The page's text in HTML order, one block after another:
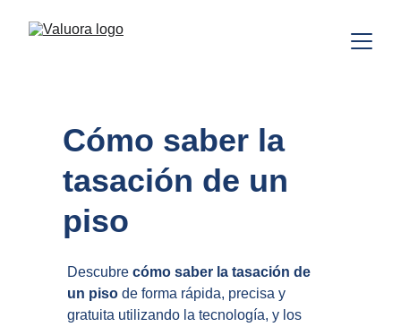
Cómo saber la
tasación de un
piso
Descubre cómo saber la tasación de
un piso de forma rápida, precisa y
gratuita utilizando la tecnología, y los